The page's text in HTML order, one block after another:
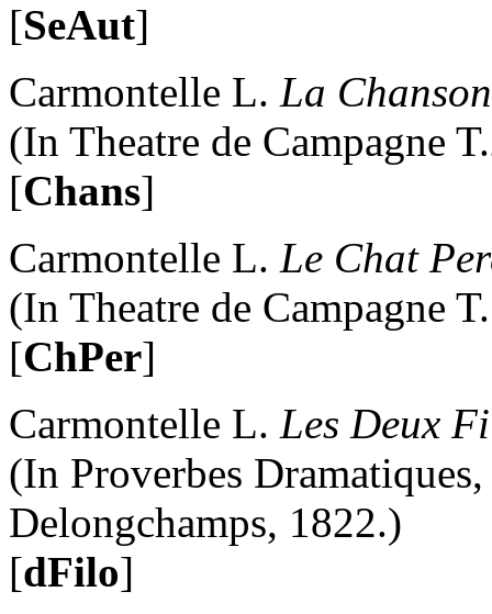
[SeAut]
Carmontelle L. La Chanson
(In Theatre de Campagne
[Chans]
Carmontelle L. Le Chat
(In Theatre de Campagne
[ChPer]
Carmontelle L. Les Deux
(In Proverbes
Delongchamps, 1822.)
[dFilo]